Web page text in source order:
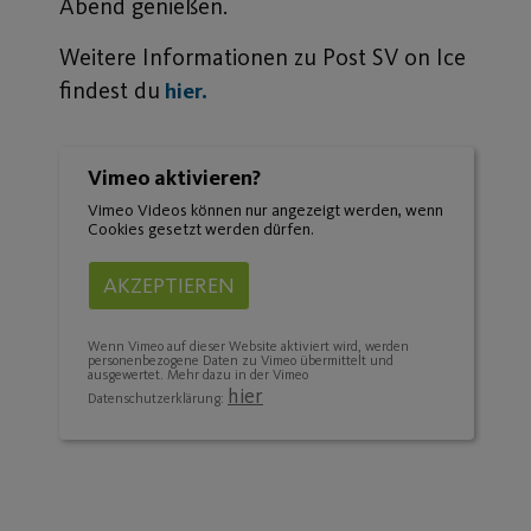
Abend genießen.
Weitere Informationen zu Post SV on Ice
findest du hier.
Vimeo aktivieren?
Vimeo Videos können nur angezeigt werden, wenn
Cookies gesetzt werden dürfen.
AKZEPTIEREN
Wenn Vimeo auf dieser Website aktiviert wird, werden
personenbezogene Daten zu Vimeo übermittelt und
ausgewertet. Mehr dazu in der Vimeo
Datenschutzerklärung: hier